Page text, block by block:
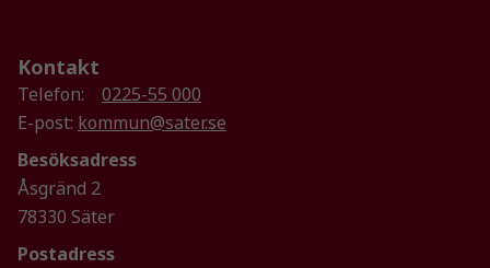
Kontakt
Telefon:
0225-55 000
E-post: kommun@sater.se
Besöksadress
Åsgränd 2
78330 Säter
Postadress